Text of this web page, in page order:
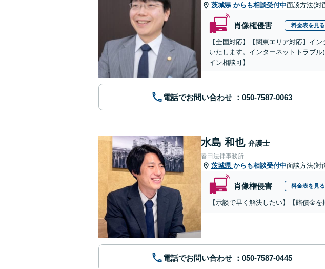
茨城県 からも相談受付中面談方法(対
肖像権侵害 料金表を見る
【全国対応】【関東エリア対応】イ
いたします。インターネットトラブ
イン相談可】
電話でお問い合わせ
水島 和也 弁護士
春田法律事務所
茨城県 からも相談受付中面談方法(対
肖像権侵害 料金表を見る
【示談で早く解決したい】【賠償金
電話でお問い合わせ